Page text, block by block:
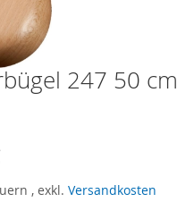
247 50 cm
, exkl. Versandkosten